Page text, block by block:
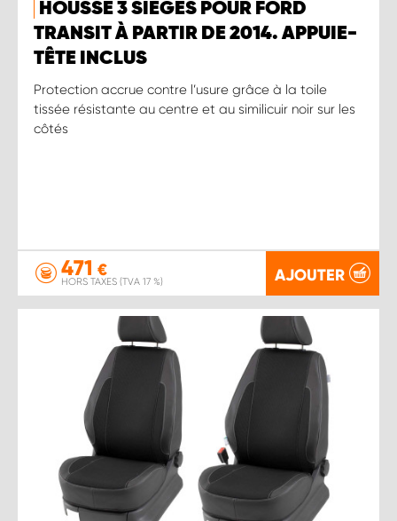
HOUSSE 3 SIÈGES POUR FORD
TRANSIT À PARTIR DE 2014. APPUIE-
TÊTE INCLUS
Protection accrue contre l’usure grâce à la toile
tissée résistante au centre et au similicuir noir sur les
côtés
471 €
HORS TAXES (TVA 17 %) AJOUTER